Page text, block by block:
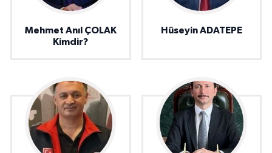
Mehmet Anıl ÇOLAK
Kimdir?
Hüseyin ADATEPE